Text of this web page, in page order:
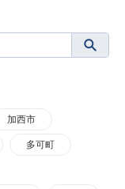
加西市
多可町